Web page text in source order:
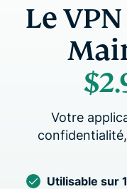
Le
Votre
Utilisable sur